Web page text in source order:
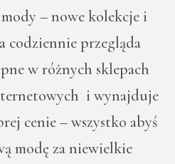
– nowe kolekcje i
codziennie przegląda
w różnych sklepach
i wynajduje
cenie – wszystko abyś
modę za niewielkie